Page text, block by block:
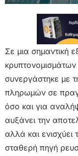
Σε μια σημαντική
συνεργάστηκε με
πληρωμών σε
όσο και για
αυξάνει την
αλλά και
σταθερή πηγή